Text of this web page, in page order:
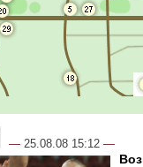
— 25.08.08 15:12 —